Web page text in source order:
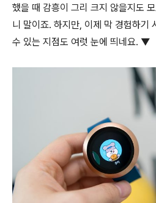
했을 때 감흥이 그리 크지 않을지도
니 말이죠. 하지만, 이제 막 경험하기
수 있는 지점도 여럿 눈에 띄네요. ▼